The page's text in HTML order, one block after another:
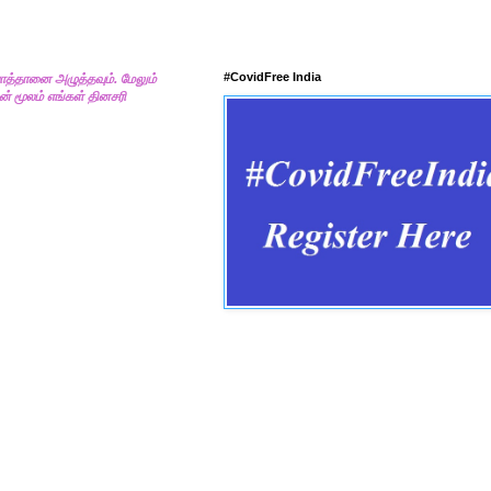
அழுத்தவும். மேலும்
மூலம் எங்கள் தினசரி
#CovidFree India